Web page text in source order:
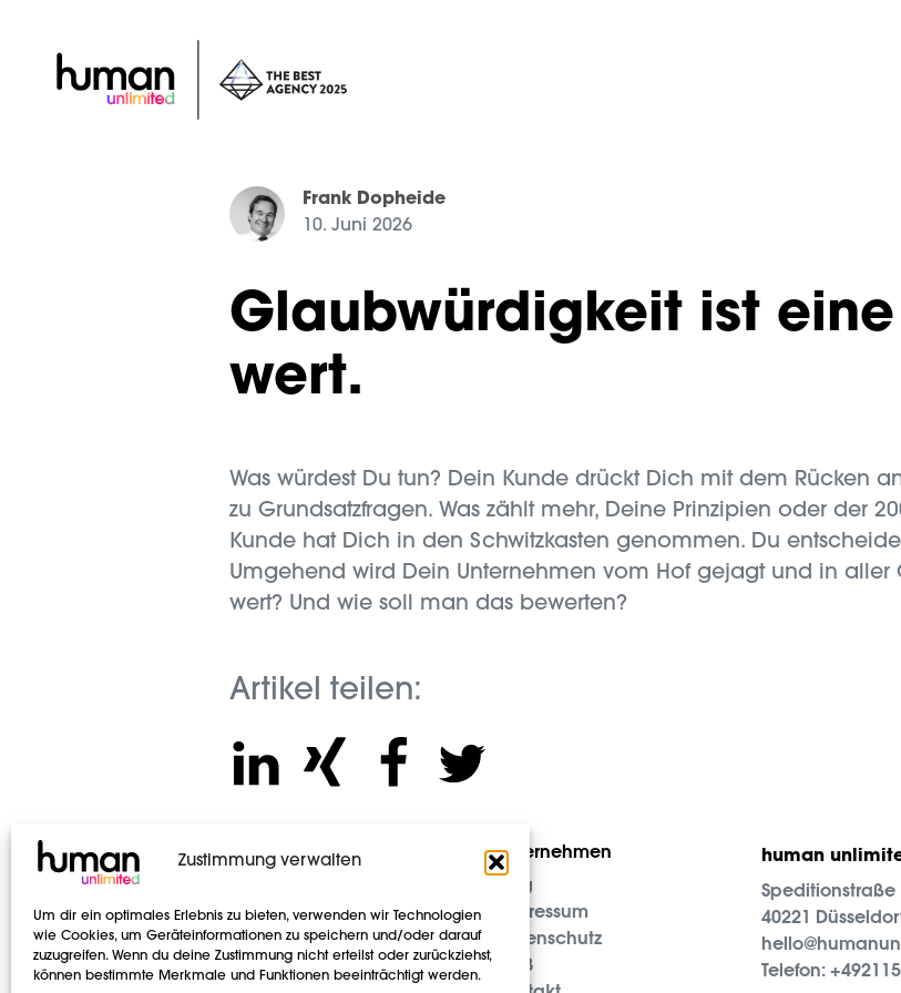
Zustimmung verwalten
Um dir ein optimales Erlebnis zu bieten, verwenden wir Technologien
wie Cookies, um Geräteinformationen zu speichern und/oder darauf
zuzugreifen. Wenn du deine Zustimmung nicht erteilst oder zurückziehst,
können bestimmte Merkmale und Funktionen beeinträchtigt werden.
Frank Dopheide
10. Juni 2026
Glaubwürdigkeit ist
wert.
Was würdest Du tun? Dein Kunde drückt Dich mit dem Rücken
zu Grundsatzfragen. Was zählt mehr, Deine Prinzipien oder der
Kunde hat Dich in den Schwitzkasten genommen. Du
Umgehend wird Dein Unternehmen vom Hof gejagt und in aller
wert? Und wie soll man das bewerten?
Artikel teilen:
Social
Instagram
Unternehmen
Blog
Impressum
Datenschutz
AGB
human
Speditionstraße
40221
Telefon: